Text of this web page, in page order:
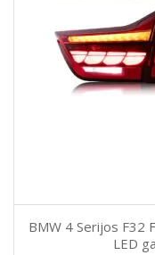
BMW 4 Serijos F32
LED